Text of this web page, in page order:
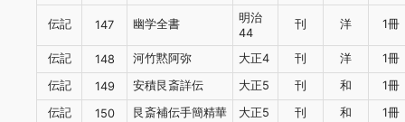
伝記 147 幽学全書
明治
44
刊 洋 1冊
伝記 148 河竹黙阿弥 大正4 刊 洋
1冊
伝記
149 安積艮斎詳伝 大正5 刊 和
1冊
伝記
150 艮斎補伝手簡精華 大正5 刊 和 1冊